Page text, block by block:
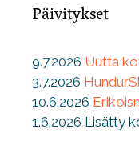
Päivitykset
9.7.2026 Uutta
3.7.2026
10.6.2026
1.6.2026 Lisätty